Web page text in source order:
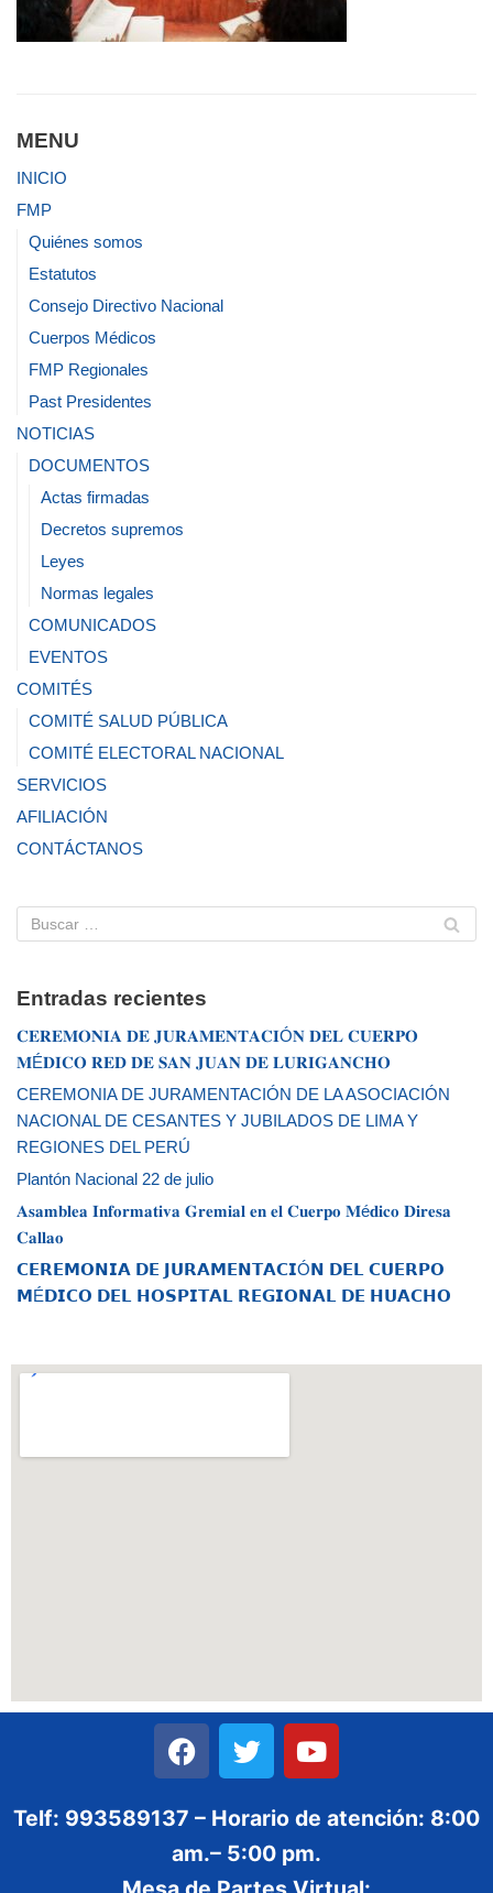
MENU
INICIO
FMP
Quiénes somos
Estatutos
Consejo Directivo Nacional
Cuerpos Médicos
FMP Regionales
Past Presidentes
NOTICIAS
DOCUMENTOS
Actas firmadas
Decretos supremos
Leyes
Normas legales
COMUNICADOS
EVENTOS
COMITÉS
COMITÉ SALUD PÚBLICA
COMITÉ ELECTORAL NACIONAL
SERVICIOS
AFILIACIÓN
CONTÁCTANOS
Entradas recientes
𝐂𝐄𝐑𝐄𝐌𝐎𝐍𝐈𝐀 𝐃𝐄 𝐉𝐔𝐑𝐀𝐌𝐄𝐍𝐓𝐀𝐂𝐈Ó𝐍 𝐃𝐄𝐋 𝐂𝐔𝐄𝐑𝐏𝐎
𝐌É𝐃𝐈𝐂𝐎 𝐑𝐄𝐃 𝐃𝐄 𝐒𝐀𝐍 𝐉𝐔𝐀𝐍 𝐃𝐄 𝐋𝐔𝐑𝐈𝐆𝐀𝐍𝐂𝐇𝐎
CEREMONIA DE JURAMENTACIÓN DE LA ASOCIACIÓN
NACIONAL DE CESANTES Y JUBILADOS DE LIMA Y
REGIONES DEL PERÚ
Plantón Nacional 22 de julio
𝐀𝐬𝐚𝐦𝐛𝐥𝐞𝐚 𝐈𝐧𝐟𝐨𝐫𝐦𝐚𝐭𝐢𝐯𝐚 𝐆𝐫𝐞𝐦𝐢𝐚𝐥 𝐞𝐧 𝐞𝐥 𝐂𝐮𝐞𝐫𝐩𝐨 𝐌é𝐝𝐢𝐜𝐨 𝐃𝐢𝐫𝐞𝐬𝐚
𝐂𝐚𝐥𝐥𝐚𝐨
𝗖𝗘𝗥𝗘𝗠𝗢𝗡𝗜𝗔 𝗗𝗘 𝗝𝗨𝗥𝗔𝗠𝗘𝗡𝗧𝗔𝗖𝗜Ó𝗡 𝗗𝗘𝗟 𝗖𝗨𝗘𝗥𝗣𝗢
𝗠É𝗗𝗜𝗖𝗢 𝗗𝗘𝗟 𝗛𝗢𝗦𝗣𝗜𝗧𝗔𝗟 𝗥𝗘𝗚𝗜𝗢𝗡𝗔𝗟 𝗗𝗘 𝗛𝗨𝗔𝗖𝗛𝗢
Telf: 993589137 – Horario de atención: 8:00
am.– 5:00 pm.